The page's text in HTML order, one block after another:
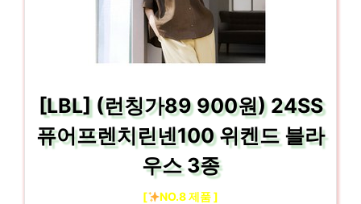
[LBL] (런칭가89 900원) 24SS
퓨어프렌치린넨100 위켄드 블라
우스 3종
[ NO.8 제품 ]